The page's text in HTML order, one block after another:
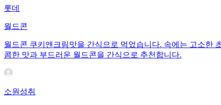
롯데
월드콘
월드콘 쿠키앤크림맛을 간식으로 먹었습니다. 속에는 고소한
콤한 맛과 부드러운 월드콘을 간식으로 추천합니다.
소원성취